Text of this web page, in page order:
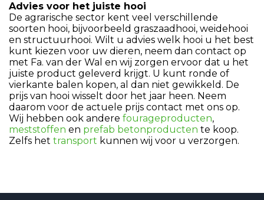
Advies voor het juiste hooi
De agrarische sector kent veel verschillende
soorten hooi, bijvoorbeeld graszaadhooi, weidehooi
en structuurhooi. Wilt u advies welk hooi u het best
kunt kiezen voor uw dieren, neem dan contact op
met Fa. van der Wal en wij zorgen ervoor dat u het
juiste product geleverd krijgt. U kunt ronde of
vierkante balen kopen, al dan niet gewikkeld. De
prijs van hooi wisselt door het jaar heen. Neem
daarom voor de actuele prijs contact met ons op.
Wij hebben ook andere fourageproducten,
meststoffen en prefab betonproducten te koop.
Zelfs het transport kunnen wij voor u verzorgen.